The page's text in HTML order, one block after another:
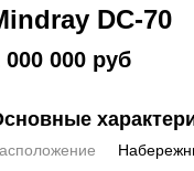
DC-70
000 000 руб